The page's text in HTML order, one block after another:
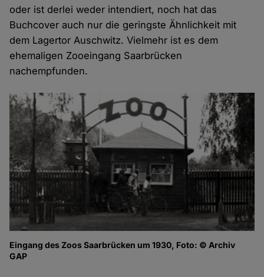
oder ist derlei weder intendiert, noch hat das
Buchcover auch nur die geringste Ähnlichkeit mit
dem Lagertor Auschwitz. Vielmehr ist es dem
ehemaligen Zooeingang Saarbrücken
nachempfunden.
Eingang des Zoos Saarbrücken um 1930, Foto: © Archiv
GAP